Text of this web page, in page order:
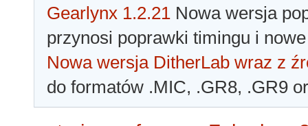
Gearlynx 1.2.21 Nowa wersja
przynosi poprawki timingu i
Nowa wersja DitherLab wraz z
do formatów .MIC, .GR8, .GR9